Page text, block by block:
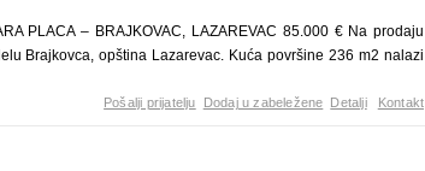
PLACA – BRAJKOVAC, LAZAREVAC 85.000 € Na prodaju
Brajkovca, opština Lazarevac. Kuća površine 236 m2 nalazi
Pošalji prijatelju Dodaj u zabeležene Detalji Kontakt